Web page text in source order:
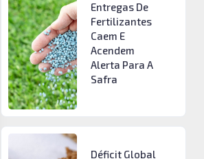
Entregas De
Fertilizantes
Caem E
Acendem
Alerta Para A
Safra
Déficit Global